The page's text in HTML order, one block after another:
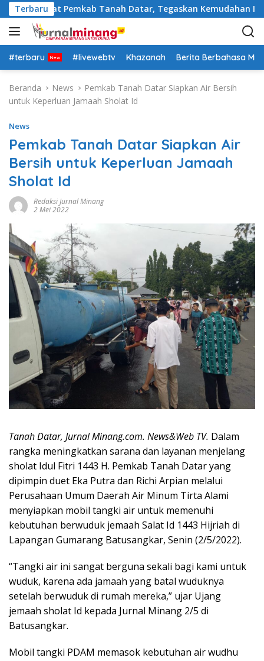
a
g
u
Terbaru
Pejabat Pemkab Tanah Datar, Tegaskan Kemudahan Izin
#terbaru #livewebtv Khazanah Berita Berbahasa
Beranda News
Pemkab Tanah Datar Siapkan Air Bersih
untuk Keperluan Jamaah Sholat Id
News
Pemkab Tanah Datar Siapkan Air
Bersih untuk Keperluan Jamaah
Sholat Id
Redaksi Jurnal Minang
2 Mei 2022
Tanah Datar, Jurnal Minang.com. News&Web TV. Dalam
rangka meningkatkan sarana dan layanan menjelang
sholat Idul Fitri 1443 H. Pemkab Tanah Datar yang
dipimpin duet Eka Putra dan Richi Arpian melalui
Perusahaan Umum Daerah Air Minum Tirta Alami
menyiapkan mobil tangki air untuk memenuhi
kebutuhan berwuduk jemaah Salat Id 1443 Hijriah di
Lapangan Gumarang Batusangkar, Senin (2/5/2022).
“Tangki air ini sangat berguna sekali bagi kami untuk
wuduk, karena ada jamaah yang batal wuduknya
setelah berwuduk di rumah mereka,” ujar Ujang
jemaah sholat Id kepada Jurnal Minang 2/5 di
Batusangkar.
Mobil tangki PDAM memasok kebutuhan air wudhu